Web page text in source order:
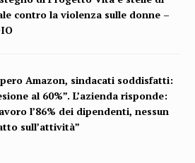
contro la violenza sulle donne –
Amazon, sindacati soddisfatti:
al 60%”. L’azienda risponde:
l’86% dei dipendenti, nessun
sull’attività”